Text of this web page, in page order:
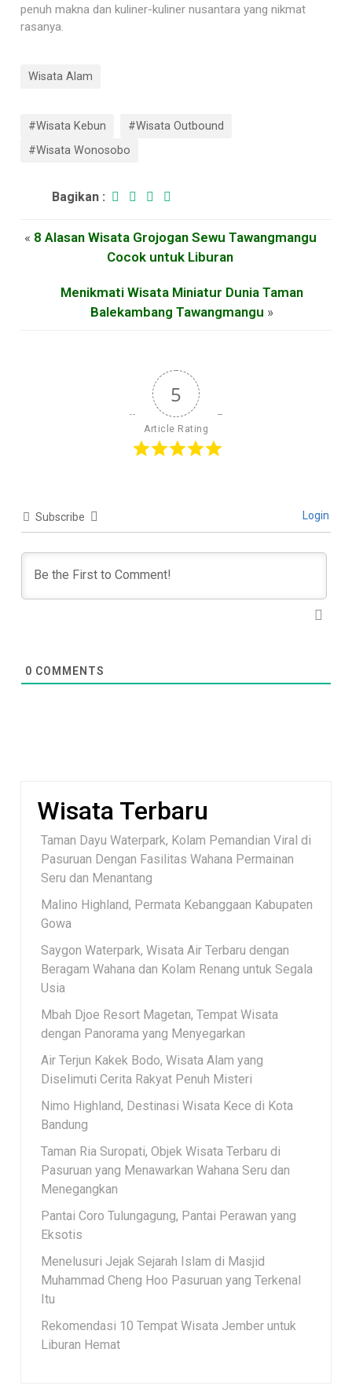
penuh makna dan kuliner-kuliner nusantara yang nikmat
rasanya.
Wisata Alam
#Wisata Kebun
#Wisata Outbound
#Wisata Wonosobo
Bagikan :
« 8 Alasan Wisata Grojogan Sewu Tawangmangu
Cocok untuk Liburan
Menikmati Wisata Miniatur Dunia Taman
Balekambang Tawangmangu »
5
Article Rating
Subscribe Login
0 COMMENTS
Wisata Terbaru
Taman Dayu Waterpark, Kolam Pemandian Viral di
Pasuruan Dengan Fasilitas Wahana Permainan
Seru dan Menantang
Malino Highland, Permata Kebanggaan Kabupaten
Gowa
Saygon Waterpark, Wisata Air Terbaru dengan
Beragam Wahana dan Kolam Renang untuk Segala
Usia
Mbah Djoe Resort Magetan, Tempat Wisata
dengan Panorama yang Menyegarkan
Air Terjun Kakek Bodo, Wisata Alam yang
Diselimuti Cerita Rakyat Penuh Misteri
Nimo Highland, Destinasi Wisata Kece di Kota
Bandung
Taman Ria Suropati, Objek Wisata Terbaru di
Pasuruan yang Menawarkan Wahana Seru dan
Menegangkan
Pantai Coro Tulungagung, Pantai Perawan yang
Eksotis
Menelusuri Jejak Sejarah Islam di Masjid
Muhammad Cheng Hoo Pasuruan yang Terkenal
Itu
Rekomendasi 10 Tempat Wisata Jember untuk
Liburan Hemat